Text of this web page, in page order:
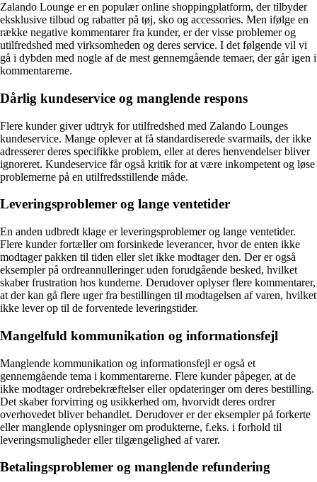
Zalando Lounge er en populær online shoppingplatform, der tilbyder
eksklusive tilbud og rabatter på tøj, sko og accessories. Men ifølge en
række negative kommentarer fra kunder, er der visse problemer og
utilfredshed med virksomheden og deres service. I det følgende vil vi
gå i dybden med nogle af de mest gennemgående temaer, der går igen i
kommentarerne.
Dårlig kundeservice og manglende respons
Flere kunder giver udtryk for utilfredshed med Zalando Lounges
kundeservice. Mange oplever at få standardiserede svarmails, der ikke
adresserer deres specifikke problem, eller at deres henvendelser bliver
ignoreret. Kundeservice får også kritik for at være inkompetent og løse
problemerne på en utilfredsstillende måde.
Leveringsproblemer og lange ventetider
En anden udbredt klage er leveringsproblemer og lange ventetider.
Flere kunder fortæller om forsinkede leverancer, hvor de enten ikke
modtager pakken til tiden eller slet ikke modtager den. Der er også
eksempler på ordreannulleringer uden forudgående besked, hvilket
skaber frustration hos kunderne. Derudover oplyser flere kommentarer,
at der kan gå flere uger fra bestillingen til modtagelsen af varen, hvilket
ikke lever op til de forventede leveringstider.
Mangelfuld kommunikation og informationsfejl
Manglende kommunikation og informationsfejl er også et
gennemgående tema i kommentarerne. Flere kunder påpeger, at de
ikke modtager ordrebekræftelser eller opdateringer om deres bestilling.
Det skaber forvirring og usikkerhed om, hvorvidt deres ordrer
overhovedet bliver behandlet. Derudover er der eksempler på forkerte
eller manglende oplysninger om produkterne, f.eks. i forhold til
leveringsmuligheder eller tilgængelighed af varer.
Betalingsproblemer og manglende refundering